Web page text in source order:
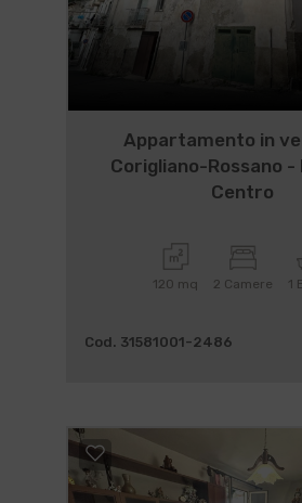
Appartamento in
Corigliano-Rossano -
Centro
120 mq 2 Camere 1
Cod. 31581001-2486